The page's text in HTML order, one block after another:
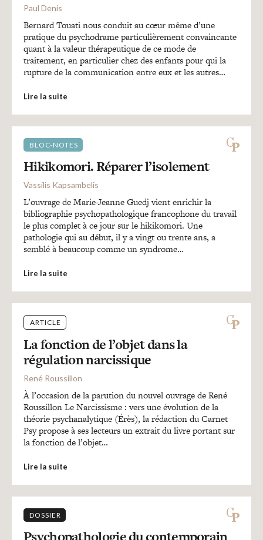
Paul Denis
Bernard Touati nous conduit au cœur même d’une
pratique du psychodrame particulièrement convaincante
quant à la valeur thérapeutique de ce mode de
traitement, en particulier chez des enfants pour qui la
rupture de la communication entre eux et les autres…
Lire la suite
BLOC-NOTES
Hikikomori. Réparer l’isolement
Vassilis Kapsambelis
L’ouvrage de Marie-Jeanne Guedj vient enrichir la
bibliographie psychopathologique francophone du travail
le plus complet à ce jour sur le hikikomori. Une
pathologie qui au début, il y a vingt ou trente ans, a
semblé à beaucoup comme un syndrome…
Lire la suite
ARTICLE
La fonction de l’objet dans la
régulation narcissique
René Roussillon
À l’occasion de la parution du nouvel ouvrage de René
Roussillon Le Narcissisme : vers une évolution de la
théorie psychanalytique (Érès), la rédaction du Carnet
Psy propose à ses lecteurs un extrait du livre portant sur
la fonction de l’objet…
Lire la suite
DOSSIER